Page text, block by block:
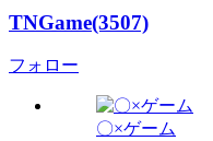
TNGame(3507)
フォロー
〇×ゲーム